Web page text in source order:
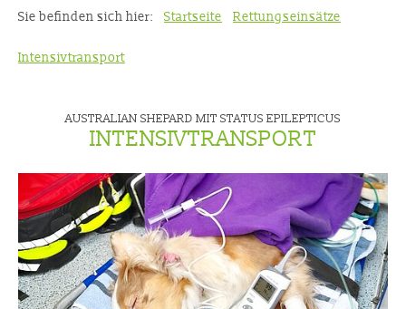
Sie befinden sich hier: Startseite Rettungseinsätze
Intensivtransport
AUSTRALIAN SHEPARD MIT STATUS EPILEPTICUS
INTENSIVTRANSPORT